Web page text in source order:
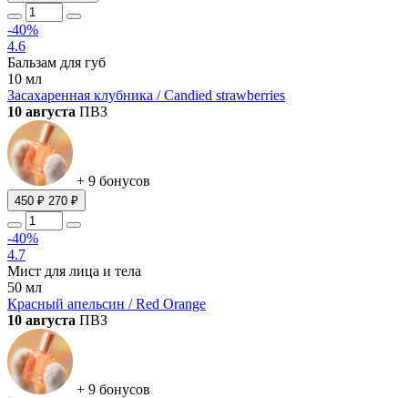
-40%
4.6
Бальзам для губ
10 мл
Засахаренная клубника / Candied strawberries
10 августа ПВЗ
+ 9 бонусов
450 ₽ 270 ₽
-40%
4.7
Мист для лица и тела
50 мл
Красный апельсин / Red Orange
10 августа ПВЗ
+ 9 бонусов